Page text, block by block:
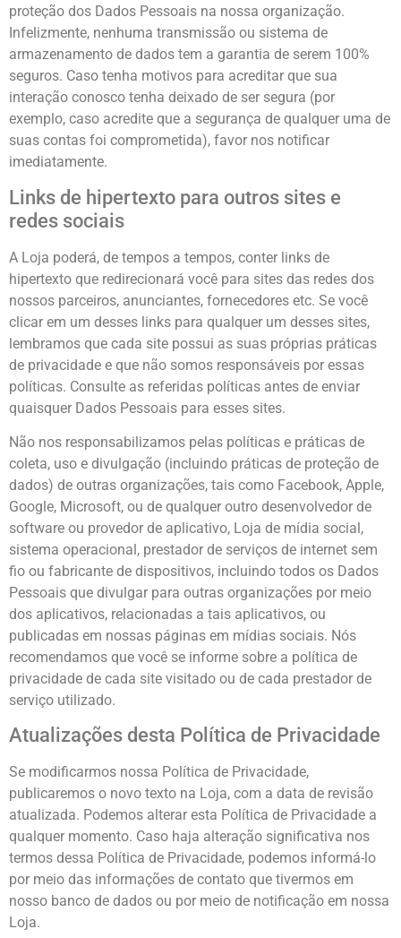
proteção dos Dados Pessoais na nossa organização.
Infelizmente, nenhuma transmissão ou sistema de
armazenamento de dados tem a garantia de serem 100%
seguros. Caso tenha motivos para acreditar que sua
interação conosco tenha deixado de ser segura (por
exemplo, caso acredite que a segurança de qualquer uma de
suas contas foi comprometida), favor nos notificar
imediatamente.
Links de hipertexto para outros sites e
redes sociais
A Loja poderá, de tempos a tempos, conter links de
hipertexto que redirecionará você para sites das redes dos
nossos parceiros, anunciantes, fornecedores etc. Se você
clicar em um desses links para qualquer um desses sites,
lembramos que cada site possui as suas próprias práticas
de privacidade e que não somos responsáveis por essas
políticas. Consulte as referidas políticas antes de enviar
quaisquer Dados Pessoais para esses sites.
Não nos responsabilizamos pelas políticas e práticas de
coleta, uso e divulgação (incluindo práticas de proteção de
dados) de outras organizações, tais como Facebook, Apple,
Google, Microsoft, ou de qualquer outro desenvolvedor de
software ou provedor de aplicativo, Loja de mídia social,
sistema operacional, prestador de serviços de internet sem
fio ou fabricante de dispositivos, incluindo todos os Dados
Pessoais que divulgar para outras organizações por meio
dos aplicativos, relacionadas a tais aplicativos, ou
publicadas em nossas páginas em mídias sociais. Nós
recomendamos que você se informe sobre a política de
privacidade de cada site visitado ou de cada prestador de
serviço utilizado.
Atualizações desta Política de Privacidade
Se modificarmos nossa Política de Privacidade,
publicaremos o novo texto na Loja, com a data de revisão
atualizada. Podemos alterar esta Política de Privacidade a
qualquer momento. Caso haja alteração significativa nos
termos dessa Política de Privacidade, podemos informá-lo
por meio das informações de contato que tivermos em
nosso banco de dados ou por meio de notificação em nossa
Loja.